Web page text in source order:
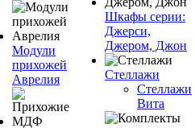
Модули
прихожей
Аврелия
Шкафы серии:
Джерси,
Джером, Джон
Стеллажи
Стеллажи
Вита